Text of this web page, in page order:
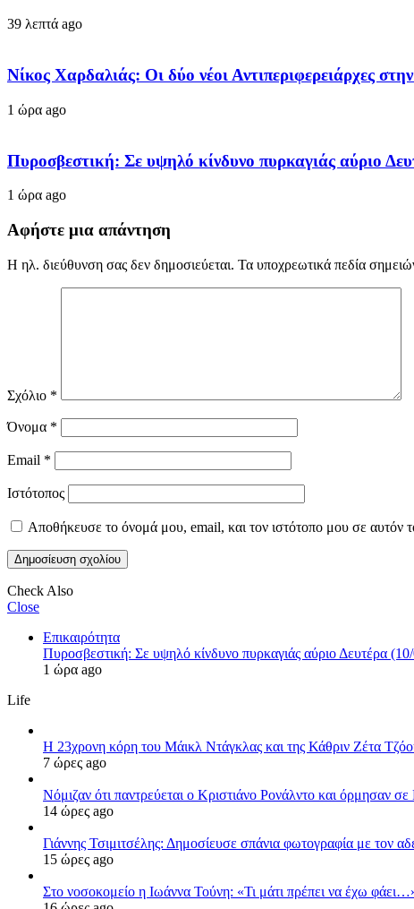
39 λεπτά ago
Νίκος Χαρδαλιάς: Οι δύο νέοι Αντιπεριφερειάρχες
1 ώρα ago
Πυροσβεστική: Σε υψηλό κίνδυνο πυρκαγιάς αύριο
1 ώρα ago
Αφήστε μια απάντηση
Η ηλ. διεύθυνση σας δεν δημοσιεύεται. Τα υποχρεωτικά πεδία
Σχόλιο *
Όνομα *
Email *
Ιστότοπος
Αποθήκευσε το όνομά μου, email, και τον ιστότοπο μου σε αυτόν
Check Also
Close
Επικαιρότητα
Πυροσβεστική: Σε υψηλό κίνδυνο πυρκαγιάς αύριο Δευτέρα
1 ώρα ago
Life
Η 23χρονη κόρη τoυ Μάικλ Ντάγκλας και της Κάθριν Ζέτα
7 ώρες ago
Νόμιζαν ότι παντρεύεται ο Κριστιάνο Ρονάλντο και όρμησαν
14 ώρες ago
Γιάννης Τσιμιτσέλης: Δημοσίευσε σπάνια φωτογραφία με τον
15 ώρες ago
Στο νοσοκομείο η Ιωάννα Τούνη: «Τι μάτι πρέπει να έχω